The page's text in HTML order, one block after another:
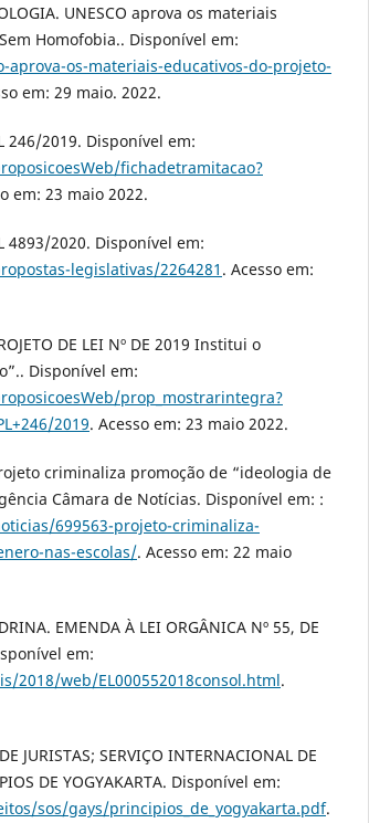
UNESCO aprova os materiais
Homofobia.. Disponível em:
os-materiais-educativos-do-projeto-
em: 29 maio. 2022.
246/2019. Disponível em:
fichadetramitacao?
em: 23 maio 2022.
4893/2020. Disponível em:
legislativas/2264281 . Acesso em:
DE LEI Nº DE 2019 Institui o
Disponível em:
prop_mostrarintegra?
2019. Acesso em: 23 maio 2022.
criminaliza promoção de “ideologia de
Câmara de Notícias. Disponível em: :
699563-projeto-criminaliza-
nas-escolas/. Acesso em: 22 maio
EMENDA À LEI ORGÂNICA Nº 55, DE
em:
2018/web/EL000552018consol.html.
JURISTAS; SERVIÇO INTERNACIONAL DE
DE YOGYAKARTA. Disponível em:
sos/gays/principios_de_yogyakarta.pdf.